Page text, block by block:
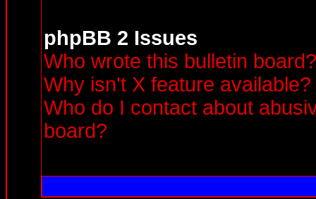
phpBB 2 Issues
Who wrote this bulletin board?
Why isn't X feature available?
Who do I contact about
board?